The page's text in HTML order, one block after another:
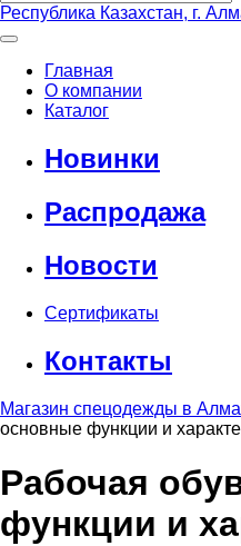
Республика Казахстан, г.
Главная
О компании
Каталог
Новинки
Распродажа
Новости
Сертификаты
Контакты
Магазин спецодежды в
основные функции и
Рабочая
функции и